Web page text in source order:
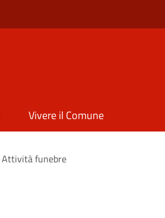
Vivere il Comune
Attività funebre